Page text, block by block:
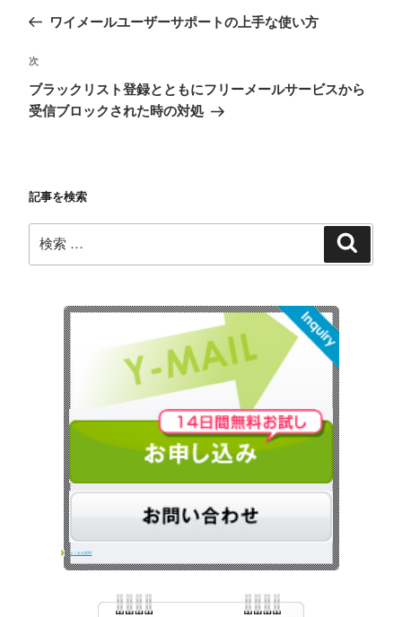
ビ
ゲ
ー
ン
去
投
稿
ワイメールユーザーサポートの上手な使い方
次
の
投
次
ブラックリスト登録とともにフリーメールサービスから
受信ブロックされた時の対処
記事を検索
検
索:
よくある質問